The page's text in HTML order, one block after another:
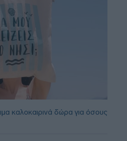
καλοκαιρινά δώρα για όσους